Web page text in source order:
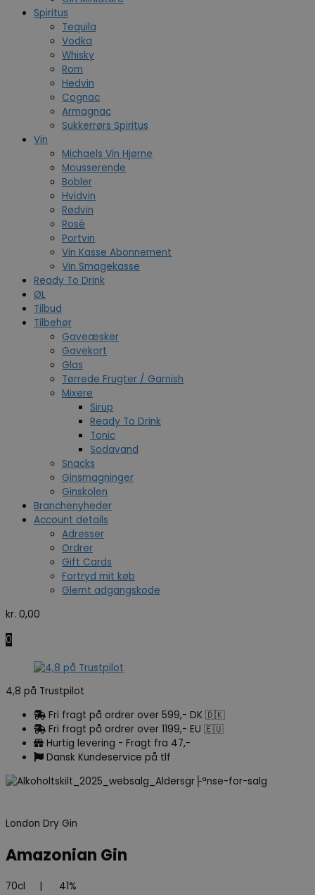
Spiritus
Tequila
Vodka
Whisky
Rom
Hedvin
Cognac
Armagnac
Sukkerrørs Spiritus
Vin
Michaels Vin Hjørne
Mousserende
Bobler
Hvidvin
Rødvin
Rosé
Portvin
Vin Kasse Abonnement
Vin Smagekasse
Ready To Drink
ØL
Tilbud
Tilbehør
Gaveæsker
Gavekort
Glas
Tørrede Frugter / Garnish
Mixere
Sirup
Ready To Drink
Tonic
Sodavand
Snacks
Ginsmagninger
Ginskolen
Branchenyheder
Account details
Adresser
Ordrer
Gift Cards
Fortryd mit køb
Glemt adgangskode
kr. 0,00
0
4,8 på Trustpilot
Fri fragt på ordrer over 599,- DK 🇩🇰
Fri fragt på ordrer over 1199,- EU 🇪🇺
Hurtig levering - Fragt fra 47,-
Dansk Kundeservice på tlf
London Dry Gin
Amazonian Gin
70cl 41%